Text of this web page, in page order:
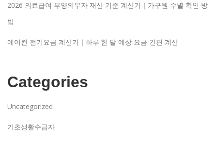
2026 의료급여 부양의무자 재산 기준 계산기｜가구원 수별 확인 방
법
에어컨 전기요금 계산기｜하루·한 달 예상 요금 간편 계산
Categories
Uncategorized
기초생활수급자